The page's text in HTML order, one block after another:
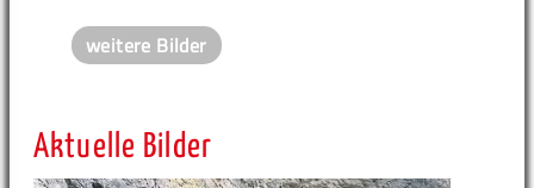
weitere Bilder
Aktuelle Bilder